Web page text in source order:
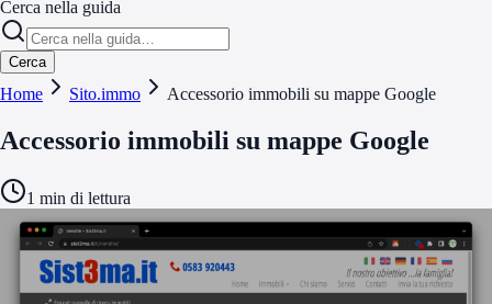
Cerca nella guida
Cerca
Home Sito.immo Accessorio immobili su mappe Google
Accessorio immobili su mappe Google
1 min di lettura